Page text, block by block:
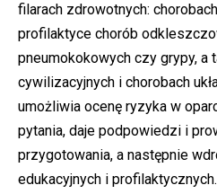
filarach zdrowotnych:
profilaktyce chorób
pneumokokowych czy grypy, a
cywilizacyjnych i chorobach
umożliwia ocenę ryzyka w
pytania, daje podpowiedzi i
przygotowania, a następnie
edukacyjnych i